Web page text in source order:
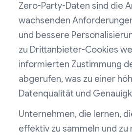
Zero-Party-Daten sind die
wachsenden
und bessere
zu Drittanbieter-Cookies
informierten Zustimmung
abgerufen, was zu einer
Datenqualität und
Unternehmen, die lernen,
effektiv zu sammeln und zu